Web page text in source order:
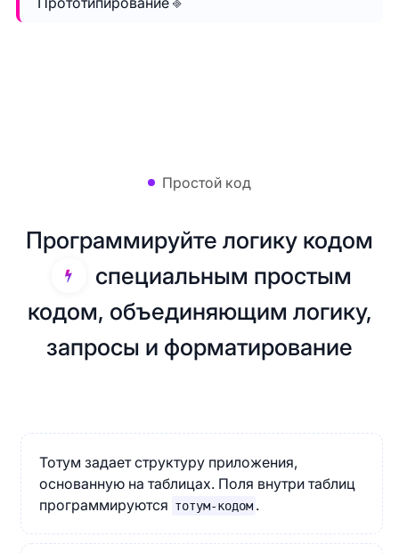
Простой код
Программируйте логику кодом
специальным простым
кодом, объединяющим логику,
запросы и форматирование
Тотум задает структуру приложения,
основанную на таблицах. Поля внутри таблиц
программируются тотум-кодом .